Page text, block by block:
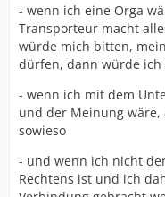
- wenn ich eine Orga
Transporteur macht
würde mich bitten,
dürfen, dann würde ich
- wenn ich mit dem
und der Meinung
sowieso
- und wenn ich nicht
Rechtens ist und ich